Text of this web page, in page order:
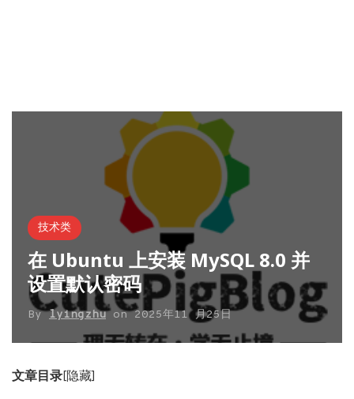
技术类
在 Ubuntu 上安装 MySQL 8.0 并
设置默认密码
Bylyingzhuon2025年11 月25日
文章目录[隐藏]